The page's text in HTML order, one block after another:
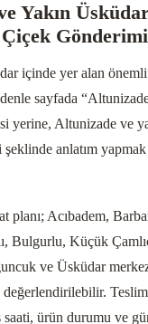
Yakın
Gönderimi
içinde yer alan
sayfada
yerine, Altunizade ve
anlatım yapmak
planı; Acıbadem,
Bulgurlu, Küçük
ve Üsküdar
ürün durumu ve